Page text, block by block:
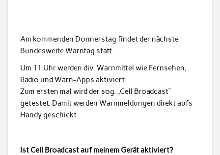
Am kommenden Donnerstag findet der nächste
Bundesweite Warntag statt.
Um 11 Uhr werden div. Warnmittel wie Fernsehen,
Radio und Warn-Apps aktiviert.
Zum ersten mal wird der sog. „Cell Broadcast“
getestet. Damit werden Warnmeldungen direkt aufs
Handy geschickt.
Ist Cell Broadcast auf meinem Gerät aktiviert?